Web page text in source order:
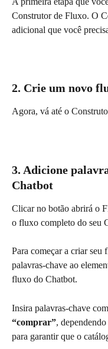
Construtor de Fluxo. O
adicional que você
2. Crie um novo
Agora, vá até o
3. Adicione
Chatbot
Clicar no botão abrirá o
o fluxo completo do seu
Para começar a criar
palavras-chave ao
fluxo do Chatbot.
Insira palavras-chave
“comprar”,
para garantir que o